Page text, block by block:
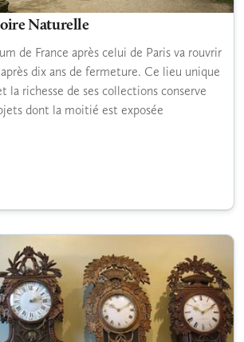
Naturelle
de France après celui de Paris va rouvrir
dix ans de fermeture. Ce lieu unique
la richesse de ses collections conserve
dont la moitié est exposée